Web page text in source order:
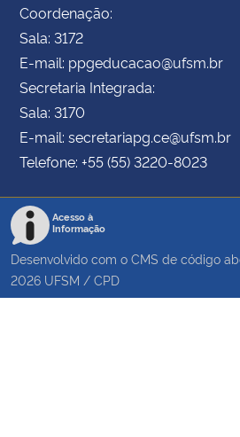
Coordenação:
Sala: 3172
E-mail: ppgeducacao@ufsm.br
Secretaria Integrada:
Sala: 3170
E-mail: secretariapg.ce@ufsm.br
Telefone: +55 (55) 3220-8023
Acesso à
Informação
Desenvolvido com o CMS de código
2026 UFSM / CPD